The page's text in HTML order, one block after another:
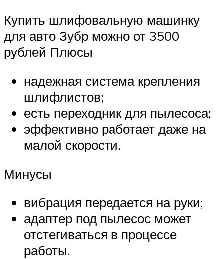
Купить шлифовальную машинку
для авто Зубр можно от 3500
рублей Плюсы
надежная система крепления
шлифлистов;
есть переходник для пылесоса;
эффективно работает даже на
малой скорости.
Минусы
вибрация передается на руки;
адаптер под пылесос может
отстегиваться в процессе
работы.